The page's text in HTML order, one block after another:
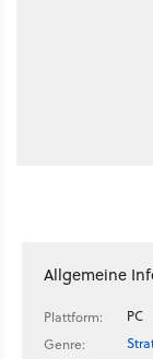
Allgemeine
Plattform:
PC
Genre: